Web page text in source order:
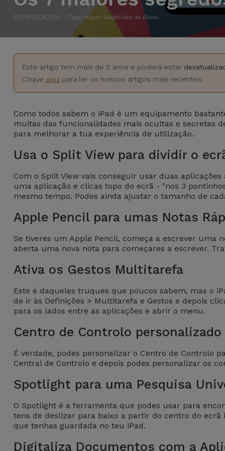
Samsung
Huawei
OnePlus
Google
Dyson
TCL
Outras
Marcas
tudo
Apple Watch
Recondicionados
iMac
Consolas
Recondicionadas
tudo
Adaptadores
Películas
Powerbanks
Carregadores
Auriculares
e Colunas
Smartwatches
e Braceletes
Correntes
Telemóvel
Gadgets
Higiene
e Casa
Carteiras,
Malas
Localizadores
Mobilidade,
21/08/2024 11:54 - Tiago Miguel Magalhães de Abreu
Este artigo tem mais de 2 anos e poderá estar
Clique aqui para ler os nossos artigos mais recentes.
Como todos sabem o iPad é um equipamento
muitas das funcionalidades mais ocultas e secretas
para melhorar a tua experiência de utilização.
Usa o Split View para dividir o
Com o Split View vais conseguir usar duas
uma aplicação e clicas topo do ecrã - "nos 3
mesmo tempo. Podes ainda ajustar o tamanho de
Apple Pencil para umas Notas
Se tiveres um Apple Pencil, começa a escrever uma
aberta uma nova nota para começares a escrever.
Ativa os Gestos Multitarefa
Este é daqueles truques que poucos sabem, mas o
de ir às Definições > Multitarefa e Gestos e depois
para os lados entre as aplicações e abrir o menu.
Centro de Controlo personalizado
É verdade, podes personalizar o Centro de Controlo
Central de Controlo e depois podes personalizar os
Spotlight para uma Pesquisa
O Spotlight é a ferramenta que podes usar para
tens de deslizar para baixo a partir do centro do
que tenhas guardada no teu iPad.
Digitaliza Documentos com a